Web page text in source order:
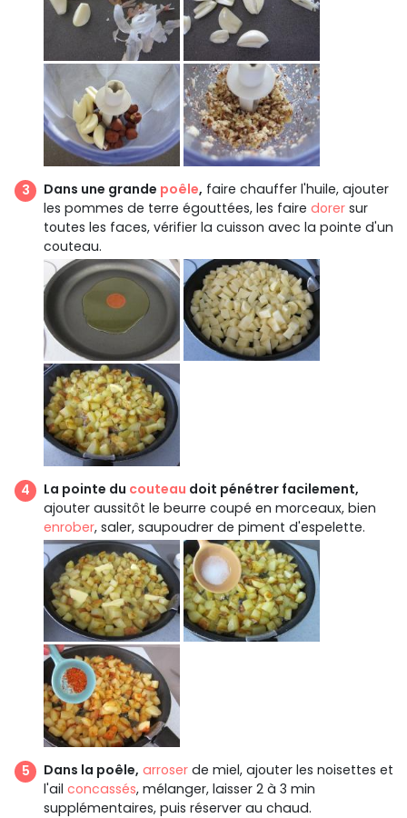
Dans une grande poêle, faire chauffer l'huile, ajouter
les pommes de terre égouttées, les faire dorer sur
toutes les faces, vérifier la cuisson avec la pointe d'un
couteau.
La pointe du couteau doit pénétrer facilement,
ajouter aussitôt le beurre coupé en morceaux, bien
enrober, saler, saupoudrer de piment d'espelette.
Dans la poêle, arroser de miel, ajouter les noisettes et
l'ail concassés, mélanger, laisser 2 à 3 min
supplémentaires, puis réserver au chaud.